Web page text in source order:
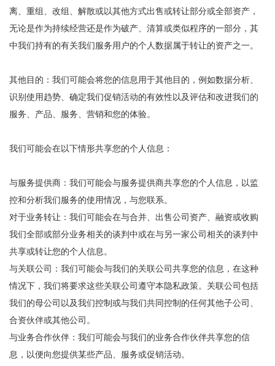
离、重组、改组、解散或以其他方式出售或转让部分或全部资产，
无论是作为持续经营还是作为破产、清算或类似程序的一部分，其
中我们持有的有关我们服务用户的个人数据属于转让的资产之一。
其他目的：我们可能会将您的信息用于其他目的，例如数据分析、
识别使用趋势、确定我们促销活动的有效性以及评估和改进我们的
服务、产品、服务、营销和您的体验。
我们可能会在以下情形共享您的个人信息：
与服务提供商：我们可能会与服务提供商共享您的个人信息，以监
控和分析我们服务的使用情况，与您联系。
对于业务转让：我们可能会在与合并、出售公司资产、融资或收购
我们全部或部分业务相关的谈判中或在与另一家公司相关的谈判中
共享或转让您的个人信息。
与关联公司：我们可能会与我们的关联公司共享您的信息，在这种
情况下，我们将要求这些关联公司遵守本隐私政策。关联公司包括
我们的母公司以及我们控制或与我们共同控制的任何其他子公司、
合资伙伴或其他公司。
与业务合作伙伴：我们可能会与我们的业务合作伙伴共享您的信
息，以便向您提供某些产品、服务或促销活动。